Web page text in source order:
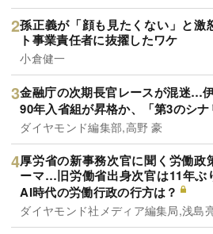
孫正義が「顔も見たくない」と激
ト事業責任者に抜擢したワケ
小倉健一
金融庁の次期長官レースが混迷…
90年入省組が昇格か、「第3のシ
ダイヤモンド編集部,高野 豪
厚労省の新事務次官に聞く労働政
ーマ…旧労働省出身次官は11年ぶ
AI時代の労働行政の行方は？
ダイヤモンド社メディア編集局,浅島